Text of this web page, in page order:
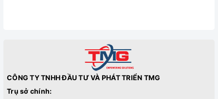
CÔNG TY TNHH ĐẦU TƯ VÀ PHÁT TRIỂN TMG
Trụ sở chính: